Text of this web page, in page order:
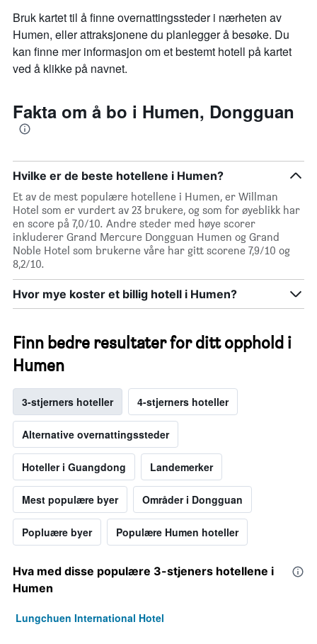
Bruk kartet til å finne overnattingssteder i nærheten av
Humen, eller attraksjonene du planlegger å besøke. Du
kan finne mer informasjon om et bestemt hotell på kartet
ved å klikke på navnet.
Fakta om å bo i Humen, Dongguan
Hvilke er de beste hotellene i Humen?
Et av de mest populære hotellene i Humen, er Willman
Hotel som er vurdert av 23 brukere, og som for øyeblikk har
en score på 7,0/10. Andre steder med høye scorer
inkluderer Grand Mercure Dongguan Humen og Grand
Noble Hotel som brukerne våre har gitt scorene 7,9/10 og
8,2/10.
Hvor mye koster et billig hotell i Humen?
Finn bedre resultater for ditt opphold i
Humen
3-stjerners hoteller 4-stjerners hoteller
Alternative overnattingssteder
Hoteller i Guangdong Landemerker
Mest populære byer Områder i Dongguan
Popluære byer Populære Humen hoteller
Hva med disse populære 3-stjeners hotellene i
Humen
Lungchuen International Hotel